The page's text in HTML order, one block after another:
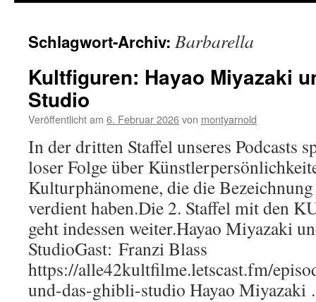
Schlagwort-Archiv: Barbarella
Kultfiguren: Hayao Miyazaki
Studio
Veröffentlicht am 6. Februar 2026von montyarnold
In der dritten Staffel unseres Podcasts
loser Folge über
Kulturphänomene, die die
verdient haben.Die 2. Staffel mit den
geht indessen weiter.Hayao Miyazaki
StudioGast: Franzi Blass
https://alle42kultfilme.letscast.fm/
und-das-ghibli-studio Hayao